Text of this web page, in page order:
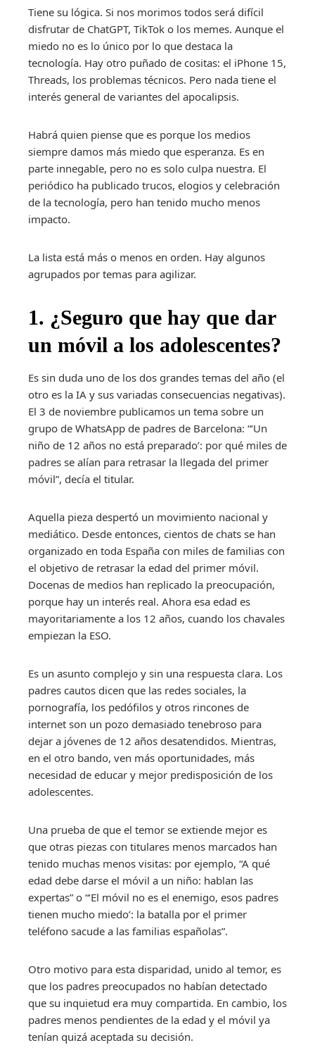
Tiene su lógica. Si nos morimos todos será difícil
disfrutar de ChatGPT, TikTok o los memes. Aunque el
miedo no es lo único por lo que destaca la
tecnología. Hay otro puñado de cositas: el iPhone 15,
Threads, los problemas técnicos. Pero nada tiene el
interés general de variantes del apocalipsis.
Habrá quien piense que es porque los medios
siempre damos más miedo que esperanza. Es en
parte innegable, pero no es solo culpa nuestra. El
periódico ha publicado trucos, elogios y celebración
de la tecnología, pero han tenido mucho menos
impacto.
La lista está más o menos en orden. Hay algunos
agrupados por temas para agilizar.
1. ¿Seguro que hay que dar
un móvil a los adolescentes?
Es sin duda uno de los dos grandes temas del año (el
otro es la IA y sus variadas consecuencias negativas).
El 3 de noviembre publicamos un tema sobre un
grupo de WhatsApp de padres de Barcelona: “‘Un
niño de 12 años no está preparado’: por qué miles de
padres se alían para retrasar la llegada del primer
móvil”, decía el titular.
Aquella pieza despertó un movimiento nacional y
mediático. Desde entonces, cientos de chats se han
organizado en toda España con miles de familias con
el objetivo de retrasar la edad del primer móvil.
Docenas de medios han replicado la preocupación,
porque hay un interés real. Ahora esa edad es
mayoritariamente a los 12 años, cuando los chavales
empiezan la ESO.
Es un asunto complejo y sin una respuesta clara. Los
padres cautos dicen que las redes sociales, la
pornografía, los pedófilos y otros rincones de
internet son un pozo demasiado tenebroso para
dejar a jóvenes de 12 años desatendidos. Mientras,
en el otro bando, ven más oportunidades, más
necesidad de educar y mejor predisposición de los
adolescentes.
Una prueba de que el temor se extiende mejor es
que otras piezas con titulares menos marcados han
tenido muchas menos visitas: por ejemplo, “A qué
edad debe darse el móvil a un niño: hablan las
expertas” o “‘El móvil no es el enemigo, esos padres
tienen mucho miedo’: la batalla por el primer
teléfono sacude a las familias españolas”.
Otro motivo para esta disparidad, unido al temor, es
que los padres preocupados no habían detectado
que su inquietud era muy compartida. En cambio, los
padres menos pendientes de la edad y el móvil ya
tenían quizá aceptada su decisión.